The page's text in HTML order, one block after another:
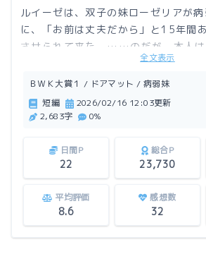
ルイーゼは、双子の妹ローゼリアが
に、「お前は丈夫だから」と15年間
させられて来た。……のだが、本人は
ると言う自覚が全く無い。とうとう
危機となってしまい、意図せぬざま
ドアマットだと自覚してないドアマッ
全文表示
ＢＷＫ大賞１ / ドアマット / 病弱妹
短編
2026/02/16 12:03更新
2,683字
0%
日間P
22
総合P
23,730
平均評価
8.6
感想数
32